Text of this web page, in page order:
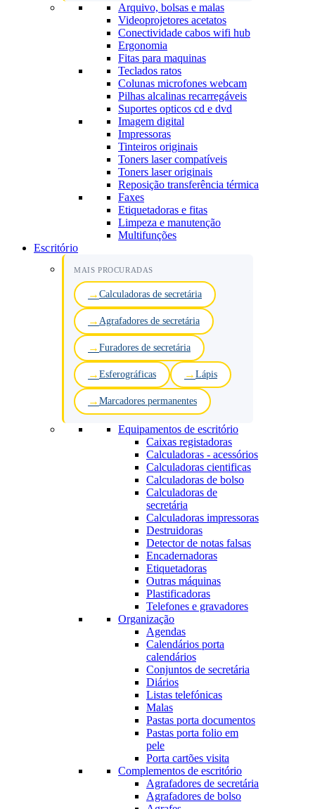
Arquivo, bolsas e malas
Videoprojetores acetatos
Conectividade cabos wifi hub
Ergonomia
Fitas para maquinas
Teclados ratos
Colunas microfones webcam
Pilhas alcalinas recarregáveis
Suportes opticos cd e dvd
Imagem digital
Impressoras
Tinteiros originais
Toners laser compatíveis
Toners laser originais
Reposição transferência térmica
Faxes
Etiquetadoras e fitas
Limpeza e manutenção
Multifunções
Escritório
MAIS PROCURADAS
Calculadoras de secretária
Agrafadores de secretária
Furadores de secretária
Esferográficas Lápis
Marcadores permanentes
Equipamentos de escritório
Caixas registadoras
Calculadoras - acessórios
Calculadoras cientificas
Calculadoras de bolso
Calculadoras de
secretária
Calculadoras impressoras
Destruidoras
Detector de notas falsas
Encadernadoras
Etiquetadoras
Outras máquinas
Plastificadoras
Telefones e gravadores
Organização
Agendas
Calendários porta
calendários
Conjuntos de secretária
Diários
Listas telefónicas
Malas
Pastas porta documentos
Pastas porta folio em
pele
Porta cartões visita
Complementos de escritório
Agrafadores de secretária
Agrafadores de bolso